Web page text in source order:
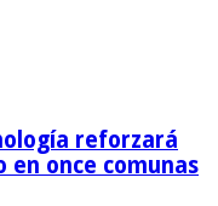
reforzará
once comunas